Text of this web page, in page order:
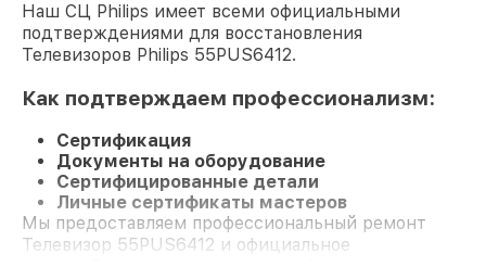
Наш СЦ Philips имеет всеми официальными
подтверждениями для восстановления
Телевизоров Philips 55PUS6412.
Как подтверждаем профессионализм:
Сертификация
Документы на оборудование
Сертифицированные детали
Личные сертификаты мастеров
Мы предоставляем профессиональный ремонт
Телевизор 55PUS6412 и официальное